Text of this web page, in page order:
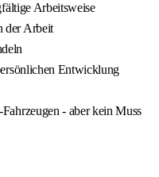
Arbeitsweise
der Arbeit
Entwicklung
- aber kein Muss